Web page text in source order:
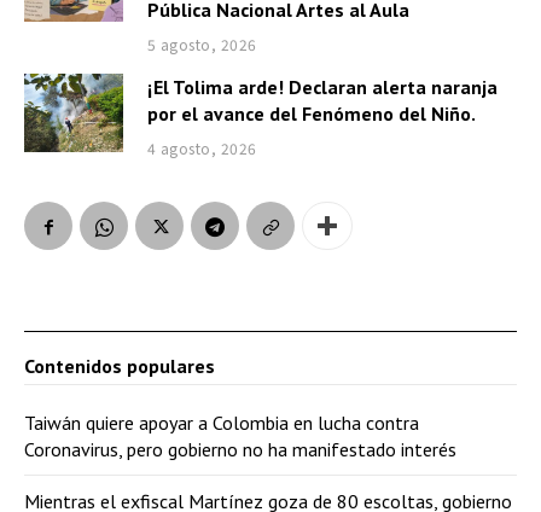
Pública Nacional Artes al Aula
5 agosto, 2026
¡El Tolima arde! Declaran alerta naranja
por el avance del Fenómeno del Niño.
4 agosto, 2026
Contenidos populares
Taiwán quiere apoyar a Colombia en lucha contra
Coronavirus, pero gobierno no ha manifestado interés
Mientras el exfiscal Martínez goza de 80 escoltas, gobierno